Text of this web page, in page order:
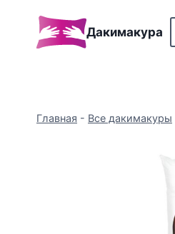
содержимому
Дакимакура
Главная - Все дакимакуры